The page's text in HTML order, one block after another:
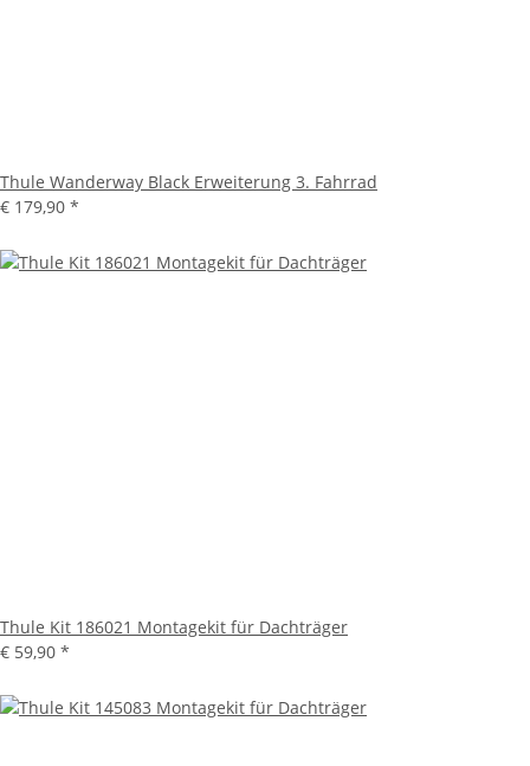
Thule Wanderway Black Erweiterung 3. Fahrrad
€ 179,90 *
Thule Kit 186021 Montagekit für Dachträger
€ 59,90 *